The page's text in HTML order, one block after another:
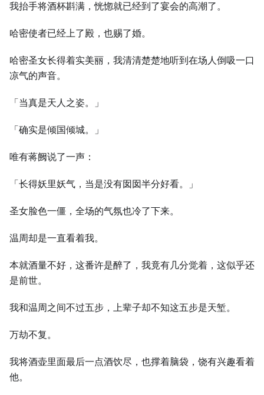
我抬手将酒杯斟满，恍惚就已经到了宴会的高潮了。
哈密使者已经上了殿，也赐了婚。
哈密圣女长得着实美丽，我清清楚楚地听到在场人倒吸一口
凉气的声音。
「当真是天人之姿。」
「确实是倾国倾城。」
唯有蒋阙说了一声：
「长得妖里妖气，当是没有囡囡半分好看。」
圣女脸色一僵，全场的气氛也冷了下来。
温周却是一直看着我。
本就酒量不好，这番许是醉了，我竟有几分觉着，这似乎还
是前世。
我和温周之间不过五步，上辈子却不知这五步是天堑。
万劫不复。
我将酒壶里面最后一点酒饮尽，也撑着脑袋，饶有兴趣看着
他。